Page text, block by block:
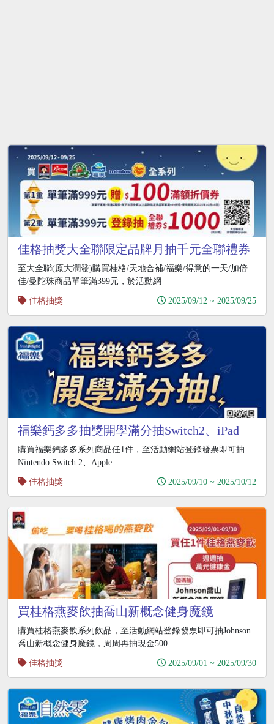
佳格抽獎大全聯限定品牌月抽千元全聯禮券
至大全聯(原大潤發)購買桂格/天地合補/福樂/得意的一天/加倍
佳/曼陀珠商品單筆滿399元，於活動網
佳格抽獎
2025/09/12 ~ 2025/09/25
福樂鈣多多抽獎開學滿分抽Switch2、iPad
購買福樂鈣多多系列商品任1件，至活動網站登錄發票即可抽
Nintendo Switch 2、Apple
佳格抽獎
2025/09/10 ~ 2025/10/12
買桂格燕麥飲抽喬山新概念健身魔鏡
購買桂格燕麥飲系列飲品，至活動網站登錄發票即可抽Johnson
喬山新概念健身魔鏡，周周再抽現金500
佳格抽獎
2025/09/01 ~ 2025/09/30